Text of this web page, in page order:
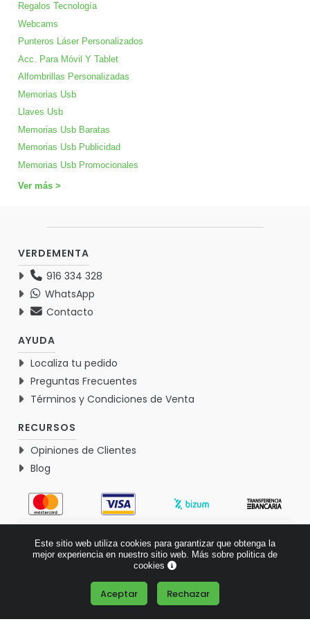
Regalos Tecnología
Webcams
Punteros Láser Personalizados
Acc. Para Móvil Y Tablet
Alfombrillas Personalizadas
Memorias Usb
Llaves Usb
Memorias Usb Baratas
Memorias Usb Publicidad
Memorias Usb Promocionales
Ver más >
VERDEMENTA
916 334 328
WhatsApp
Contacto
AYUDA
Localiza tu pedido
Preguntas Frecuentes
Términos y Condiciones de Venta
RECURSOS
Opiniones de Clientes
Blog
Basado en 1767 opiniones >
Este sitio web utiliza cookies para garantizar que obtenga la
mejor experiencia en nuestro sitio web. Más sobre politica de
cookies
Aceptar Rechazar